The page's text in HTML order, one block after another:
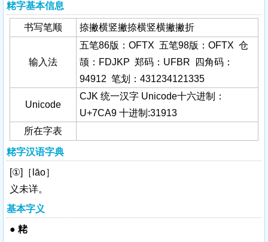
粩字基本信息
书写笔顺 捺撇横竖撇捺横竖横撇撇折
输入法
五笔86版：OFTX 五笔98版：OFTX 仓
颉：FDJKP 郑码：UFBR 四角码：
94912 笔划：431234121335
Unicode
CJK 统一汉字 Unicode十六进制：
U+7CA9 十进制:31913
所在字表
粩字汉语字典
[①]［lāo］
义未详。
基本字义
● 粩